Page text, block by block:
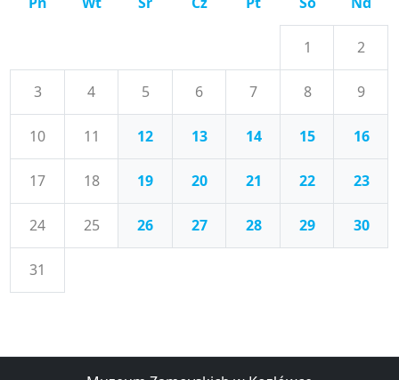
1 2
3 4 5 6 7 8 9
10 11 12 13 14 15 16
17 18 19 20 21 22 23
24 25 26 27 28 29 30
31